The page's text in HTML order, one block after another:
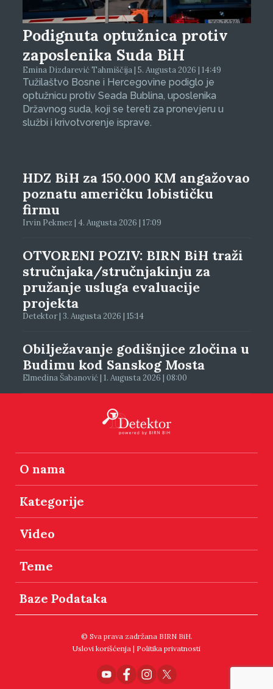
Podignuta optužnica protiv
zaposlenika Suda BiH
Emina Dizdarević Tahmiščija | 5. Augusta 2026 | 14:49
Tužilaštvo Bosne i Hercegovine podiglo je
optužnicu protiv Seada Bublina, uposlenika
Državnog suda, koji se tereti za pronevjeru u
službi i krivotvorenje isprave.
HDZ BiH za 150.000 KM angažovao
poznatu američku lobističku
firmu
Irvin Pekmez | 4. Augusta 2026 | 17:09
OTVORENI POZIV: BIRN BiH traži
stručnjaka/stručnjakinju za
pružanje usluga evaluacije
projekta
Detektor | 3. Augusta 2026 | 15:14
Obilježavanje godišnjice zločina u
Budimu kod Sanskog Mosta
Elmedina Šabanović | 1. Augusta 2026 | 08:00
O nama
Kategorije
Video
Teme
Baze Podataka
© Sva prava zadržana BIRN BiH.
Uslovi korišćenja | Politika privatnosti